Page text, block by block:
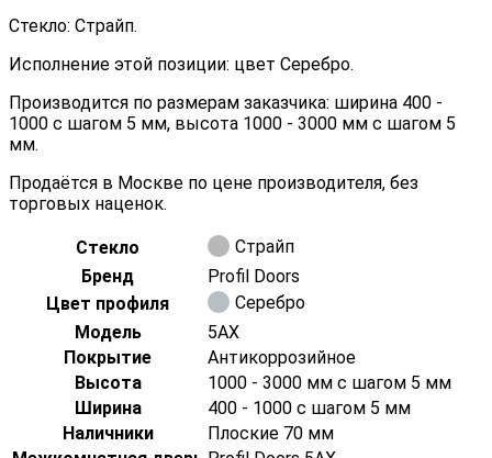
Стекло: Страйп.
Исполнение этой позиции: цвет Серебро.
Производится по размерам заказчика: ширина 400 -
1000 с шагом 5 мм, высота 1000 - 3000 мм с шагом 5
мм.
Продаётся в Москве по цене производителя, без
торговых наценок.
Стекло
Страйп
Бренд
Profil Doors
Цвет профиля
Серебро
Модель
5AX
Покрытие
Антикоррозийное
Высота
1000 - 3000 мм с шагом 5 мм
Ширина
400 - 1000 с шагом 5 мм
Наличники
Плоские 70 мм